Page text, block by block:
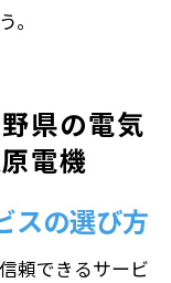
。
県の電気
電機
スの選び方
頼できるサービ